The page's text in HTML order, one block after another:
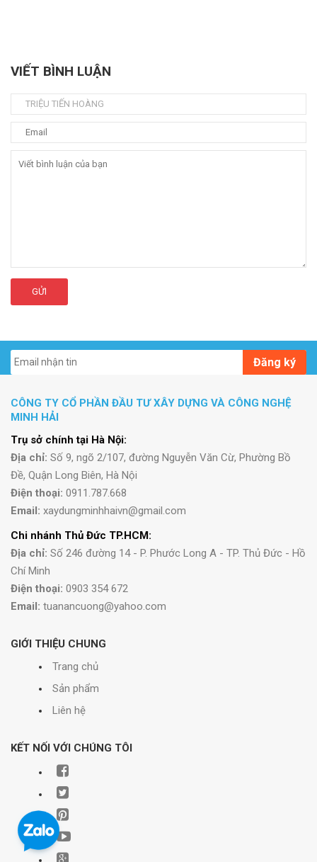
VIẾT BÌNH LUẬN
GỬI
Đăng ký
CÔNG TY CỔ PHẦN ĐẦU TƯ XÂY DỰNG VÀ CÔNG NGHỆ
MINH HẢI
Trụ sở chính tại Hà Nội:
Địa chỉ: Số 9, ngõ 2/107, đường Nguyễn Văn Cừ, Phường Bồ
Đề, Quận Long Biên, Hà Nội
Điện thoại: 0911.787.668
Email: xaydungminhhaivn@gmail.com
Chi nhánh Thủ Đức TP.HCM:
Địa chỉ: Số 246 đường 14 - P. Phước Long A - TP. Thủ Đức - Hồ
Chí Minh
Điện thoại: 0903 354 672
Email: tuanancuong@yahoo.com
GIỚI THIỆU CHUNG
Trang chủ
Sản phẩm
Liên hệ
KẾT NỐI VỚI CHÚNG TÔI